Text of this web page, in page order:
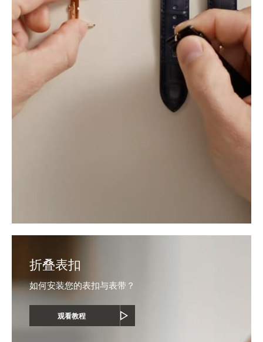
折叠表扣
如何安装您的表扣与表带？
观看教程